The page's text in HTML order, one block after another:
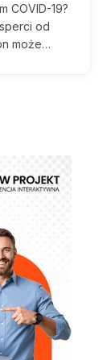
COVID-19?
od
może…